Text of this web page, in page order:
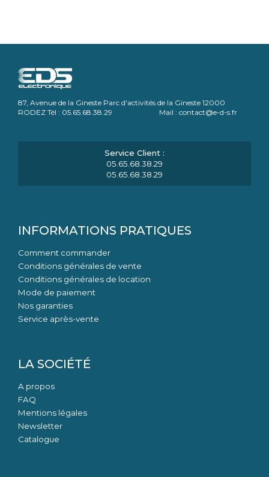
87, Avenue de la Gineste Parc d'activités de la Gineste 12000
RODEZ Tél : 05.65.68.38.29 Mail : contact@e-d-s.fr
05.65.68.38.29
05.65.68.38.29
INFORMATIONS PRATIQUES
Comment commander
Conditions générales de vente
Conditions générales de location
Mode de paiement
Nos garanties
Service après-vente
LA SOCIÉTÉ
A propos
FAQ
Mentions légales
Newsletter
Catalogue